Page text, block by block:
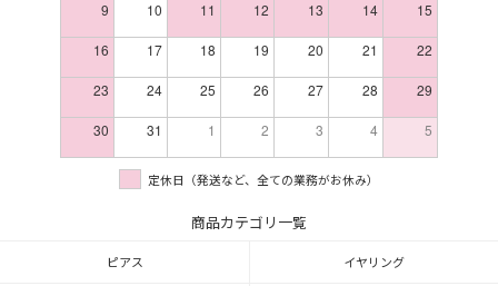
9 10 11 12 13 14 15
16 17 18 19 20 21 22
23 24 25 26 27 28 29
30 31 1 2 3 4 5
定休日（発送など、全ての業務がお休み）
商品カテゴリ一覧
ピアス イヤリング